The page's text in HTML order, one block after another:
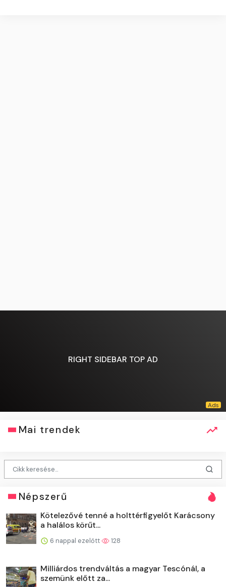
RIGHT SIDEBAR TOP AD
Mai trendek
Népszerű
Kötelezővé tenné a holttérfigyelőt Karácsony
a halálos körűt...
6 nappal ezelőtt 128
Milliárdos trendváltás a magyar Tescónál, a
szemünk előtt za...